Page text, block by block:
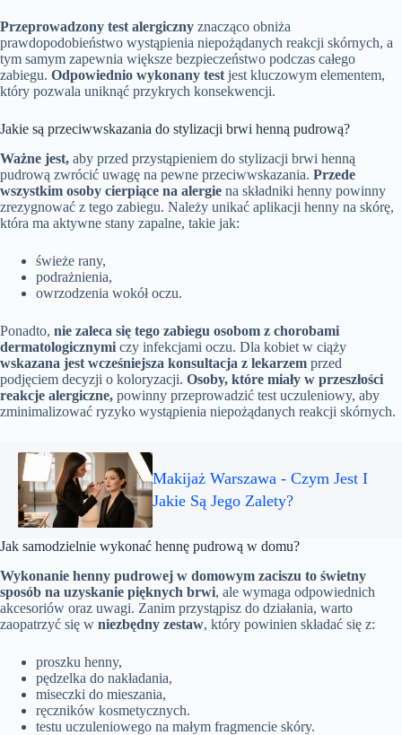
Przeprowadzony test alergiczny znacząco obniża
prawdopodobieństwo wystąpienia niepożądanych reakcji skórnych, a
tym samym zapewnia większe bezpieczeństwo podczas całego
zabiegu. Odpowiednio wykonany test jest kluczowym elementem,
który pozwala uniknąć przykrych konsekwencji.
Jakie są przeciwwskazania do stylizacji brwi henną pudrową?
Ważne jest, aby przed przystąpieniem do stylizacji brwi henną
pudrową zwrócić uwagę na pewne przeciwwskazania. Przede
wszystkim osoby cierpiące na alergie na składniki henny powinny
zrezygnować z tego zabiegu. Należy unikać aplikacji henny na skórę,
która ma aktywne stany zapalne, takie jak:
świeże rany,
podrażnienia,
owrzodzenia wokół oczu.
Ponadto, nie zaleca się tego zabiegu osobom z chorobami
dermatologicznymi czy infekcjami oczu. Dla kobiet w ciąży
wskazana jest wcześniejsza konsultacja z lekarzem przed
podjęciem decyzji o koloryzacji. Osoby, które miały w przeszłości
reakcje alergiczne, powinny przeprowadzić test uczuleniowy, aby
zminimalizować ryzyko wystąpienia niepożądanych reakcji skórnych.
Makijaż Warszawa - Czym Jest I
Jakie Są Jego Zalety?
Jak samodzielnie wykonać hennę pudrową w domu?
Wykonanie henny pudrowej w domowym zaciszu to świetny
sposób na uzyskanie pięknych brwi, ale wymaga odpowiednich
akcesoriów oraz uwagi. Zanim przystąpisz do działania, warto
zaopatrzyć się w niezbędny zestaw, który powinien składać się z:
proszku henny,
pędzelka do nakładania,
miseczki do mieszania,
ręczników kosmetycznych.
testu uczuleniowego na małym fragmencie skóry.